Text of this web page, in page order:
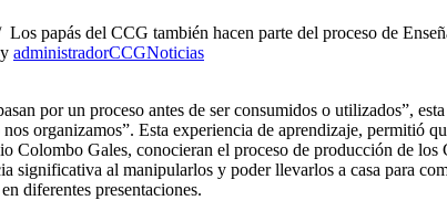
Los papás​ del CCG también hacen​ parte del​ proceso de​
administradorCCGNoticias
por un proceso antes de ser consumidos o utilizados”,
organizamos”. Esta experiencia de aprendizaje, permitió
Colombo Gales, ​conocieran el ​​proceso de producción de los
significativa al manipularlos y poder llevarlos a casa para
diferentes presentaciones.